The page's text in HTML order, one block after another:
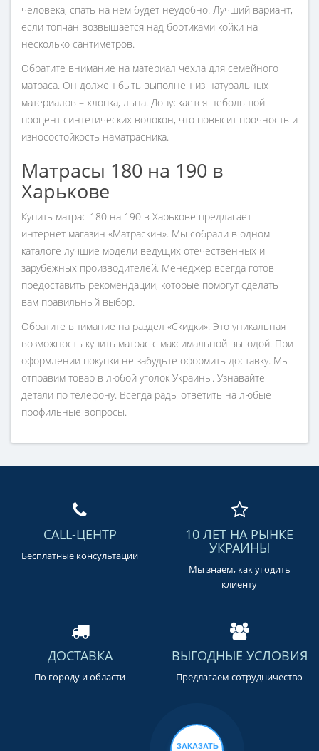
человека, спать на нем будет неудобно. Лучший вариант,
если топчан возвышается над бортиками койки на
несколько сантиметров.
Обратите внимание на материал чехла для семейного
матраса. Он должен быть выполнен из натуральных
материалов – хлопка, льна. Допускается небольшой
процент синтетических волокон, что повысит прочность и
износостойкость наматрасника.
Матрасы 180 на 190 в
Харькове
Купить матрас 180 на 190 в Харькове предлагает
интернет магазин «Матраскин». Мы собрали в одном
каталоге лучшие модели ведущих отечественных и
зарубежных производителей. Менеджер всегда готов
предоставить рекомендации, которые помогут сделать
вам правильный выбор.
Обратите внимание на раздел «Скидки». Это уникальная
возможность купить матрас с максимальной выгодой. При
оформлении покупки не забудьте оформить доставку. Мы
отправим товар в любой уголок Украины. Узнавайте
детали по телефону. Всегда рады ответить на любые
профильные вопросы.
CALL-ЦЕНТР
Бесплатные консультации
10 ЛЕТ НА РЫНКЕ
УКРАИНЫ
Мы знаем, как угодить
клиенту
ДОСТАВКА
По городу и области
ВЫГОДНЫЕ УСЛОВИЯ
Предлагаем сотрудничество